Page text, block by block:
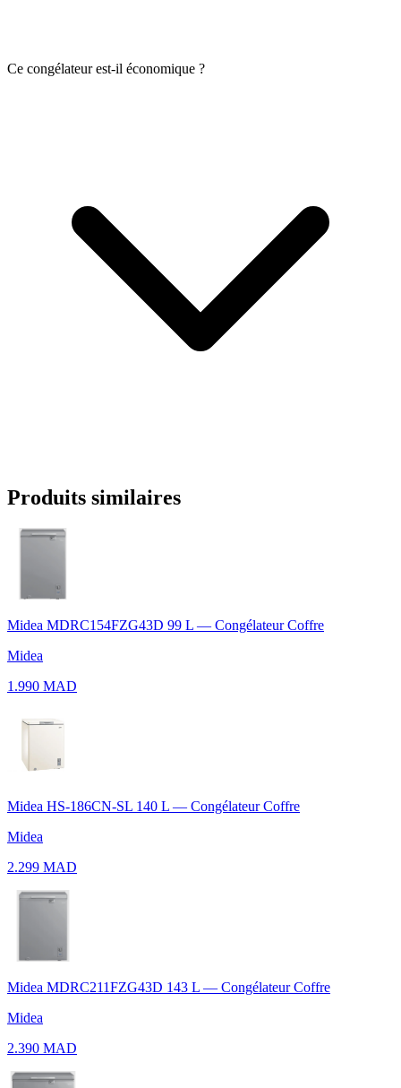
Ce congélateur est-il économique ?
Produits similaires
Midea MDRC154FZG43D 99 L — Congélateur Coffre
Midea
1.990 MAD
Midea HS-186CN-SL 140 L — Congélateur Coffre
Midea
2.299 MAD
Midea MDRC211FZG43D 143 L — Congélateur Coffre
Midea
2.390 MAD